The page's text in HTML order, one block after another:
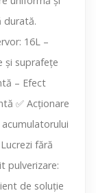
durată.
16L –
și suprafețe
– Efect
✅ Acționare
fără
pulverizare:
de soluție